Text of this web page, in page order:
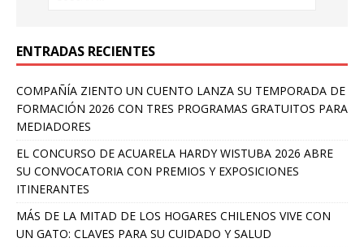
ENTRADAS RECIENTES
COMPAÑÍA ZIENTO UN CUENTO LANZA SU TEMPORADA DE
FORMACIÓN 2026 CON TRES PROGRAMAS GRATUITOS PARA
MEDIADORES
EL CONCURSO DE ACUARELA HARDY WISTUBA 2026 ABRE
SU CONVOCATORIA CON PREMIOS Y EXPOSICIONES
ITINERANTES
MÁS DE LA MITAD DE LOS HOGARES CHILENOS VIVE CON
UN GATO: CLAVES PARA SU CUIDADO Y SALUD